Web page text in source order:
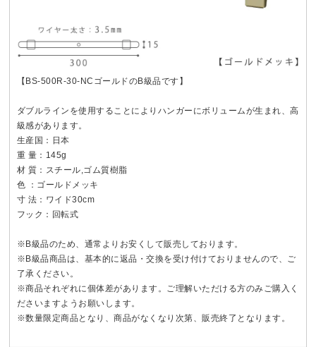
【BS-500R-30-NCゴールドのB級品です】
ダブルラインを使用することによりハンガーにボリュームが生まれ、高
級感があります。
生産国：日本
重 量：145g
材 質：スチール,ゴム質樹脂
色 ：ゴールドメッキ
寸 法：ワイド30cm
フック：回転式
※B級品のため、通常よりお安くして販売しております。
※B級品商品は、基本的に返品・交換を受け付けておりませんので、ご
了承ください。
※商品それぞれに個体差があります。ご理解いただける方のみご購入く
ださいますようお願いします。
※数量限定商品となり、商品がなくなり次第、販売終了となります。